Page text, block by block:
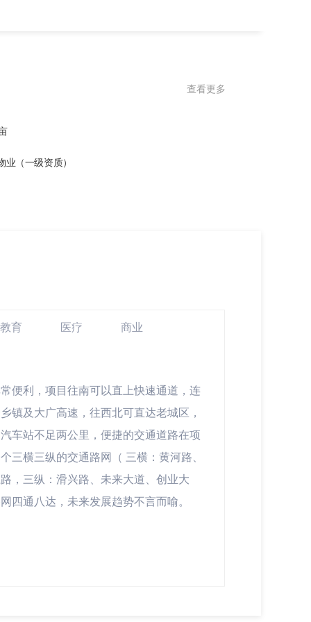
查看更多
业（一级资质）
教育 医疗 商业
便利，项目往南可以直上快速通道，连
镇及大广高速，往西北可直达老城区，
车站不足两公里，便捷的交通道路在项
三横三纵的交通路网（ 三横：黄河路、
，三纵：滑兴路、未来大道、创业大
四通八达，未来发展趋势不言而喻。